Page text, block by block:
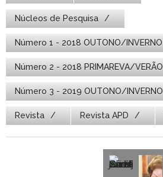
Núcleos de Pesquisa
Número 1 - 2018 OUTONO/INVERNO
Número 2 - 2018 PRIMAREVA/VERÃO
Número 3 - 2019 OUTONO/INVERNO
Revista Revista APD